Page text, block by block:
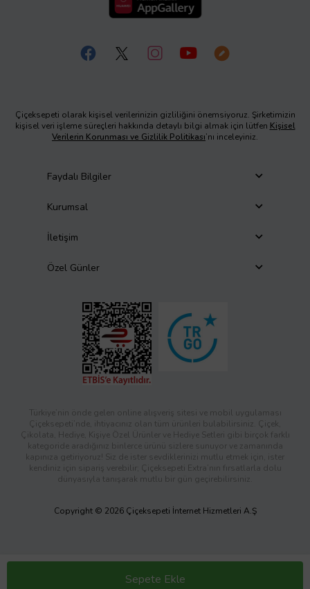
Sepete Ekle
Çiçeksepeti olarak kişisel verilerinizin gizliliğini önemsiyoruz. Şirketimizin
kişisel veri işleme süreçleri hakkında detaylı bilgi almak için lütfen Kişisel
Verilerin Korunması ve Gizlilik Politikası’nı inceleyiniz.
Faydalı Bilgiler
Kurumsal
İletişim
Özel Günler
Türkiye’nin önde gelen online alışveriş sitesi ve mobil uygulaması
Çiçeksepeti’nde, ihtiyacınız olan tüm ürünleri bulabilirsiniz. Çiçek,
Çikolata, Hediye, Kişiye Özel Ürünler ve Hediye Setleri gibi birçok farklı
kategoride aradığınız binlerce ürünü sizlere sunuyor ve zamanında
kapınıza getiriyoruz! Siz de ister sevdiklerinizi mutlu etmek için, ister
kendiniz için sipariş verebilir; Çiçeksepeti Extra’nın fırsatlarla dolu
dünyasıyla tanışarak mutlu bir gün geçirebilirsiniz.
Copyright © 2026 Çiçeksepeti İnternet Hizmetleri A.Ş